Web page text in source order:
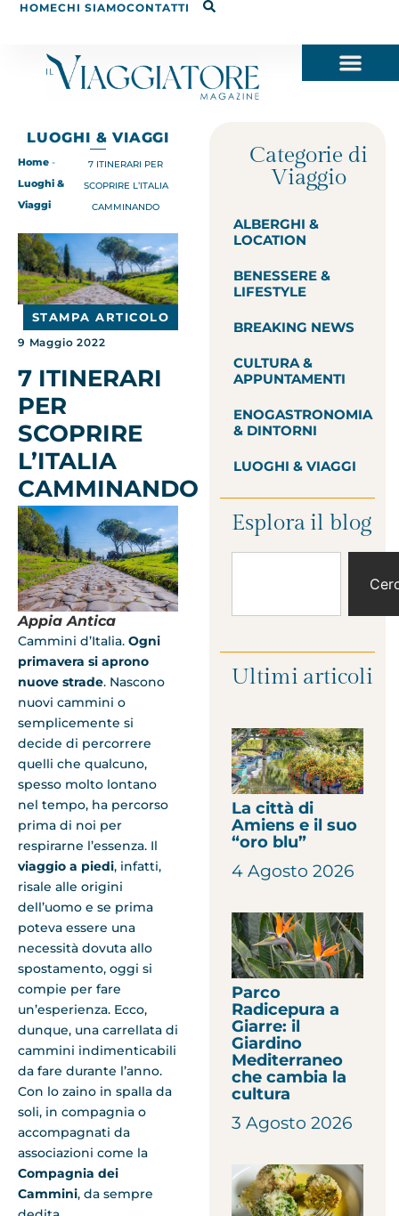
HOMECHI SIAMOCONTATTI
LUOGHI & VIAGGI
Home -
Luoghi &
Viaggi
7 ITINERARI PER
SCOPRIRE L’ITALIA
CAMMINANDO
STAMPA ARTICOLO
9 Maggio 2022
7 ITINERARI
PER
SCOPRIRE
L’ITALIA
CAMMINANDO
Appia Antica
Cammini d’Italia. Ogni
primavera si aprono
nuove strade. Nascono
nuovi cammini o
semplicemente si
decide di percorrere
quelli che qualcuno,
spesso molto lontano
nel tempo, ha percorso
prima di noi per
respirarne l’essenza. Il
viaggio a piedi, infatti,
risale alle origini
dell’uomo e se prima
poteva essere una
necessità dovuta allo
spostamento, oggi si
compie per fare
un’esperienza. Ecco,
dunque, una carrellata di
cammini indimenticabili
da fare durante l’anno.
Con lo zaino in spalla da
soli, in compagnia o
accompagnati da
associazioni come la
Compagnia dei
Cammini, da sempre
Categorie di
Viaggio
ALBERGHI &
LOCATION
BENESSERE &
LIFESTYLE
BREAKING NEWS
CULTURA &
APPUNTAMENTI
ENOGASTRONOMIA
& DINTORNI
LUOGHI & VIAGGI
Esplora il blog
Ultimi articoli
La città di
Amiens e il suo
“oro blu”
4 Agosto 2026
Parco
Radicepura a
Giarre: il
Giardino
Mediterraneo
che cambia la
cultura
3 Agosto 2026